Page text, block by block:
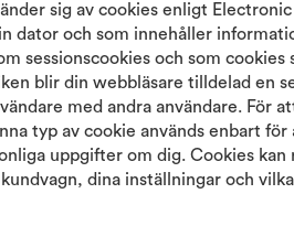
sig av cookies enligt
dator och som innehåller
sessionscookies och som
blir din webbläsare tilldelad en
med andra användare. För
typ av cookie används enbart
uppgifter om dig. Cookies
dina inställningar och